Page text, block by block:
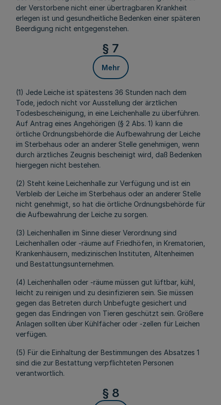
der Verstorbene nicht einer übertragbaren Krankheit
erlegen ist und gesundheitliche Bedenken einer späteren
Beerdigung nicht entgegenstehen.
§ 7
Mehr
(1) Jede Leiche ist spätestens 36 Stunden nach dem
Tode, jedoch nicht vor Ausstellung der ärztlichen
Todesbescheinigung, in eine Leichenhalle zu überführen.
Auf Antrag eines Angehörigen (§ 2 Abs. 1) kann die
örtliche Ordnungsbehörde die Aufbewahrung der Leiche
im Sterbehaus oder an anderer Stelle genehmigen, wenn
durch ärztliches Zeugnis bescheinigt wird, daß Bedenken
hiergegen nicht bestehen.
(2) Steht keine Leichenhalle zur Verfügung und ist ein
Verbleib der Leiche im Sterbehaus oder an anderer Stelle
nicht genehmigt, so hat die örtliche Ordnungsbehörde für
die Aufbewahrung der Leiche zu sorgen.
(3) Leichenhallen im Sinne dieser Verordnung sind
Leichenhallen oder -räume auf Friedhöfen, in Krematorien,
Krankenhäusern, medizinischen Instituten, Altenheimen
und Bestattungsunternehmen.
(4) Leichenhallen oder -räume müssen gut lüftbar, kühl,
leicht zu reinigen und zu desinfizieren sein. Sie müssen
gegen das Betreten durch Unbefugte gesichert und
gegen das Eindringen von Tieren geschützt sein. Größere
Anlagen sollten über Kühlfächer oder -zellen für Leichen
verfügen.
(5) Für die Einhaltung der Bestimmungen des Absatzes 1
sind die zur Bestattung verpflichteten Personen
verantwortlich.
§ 8